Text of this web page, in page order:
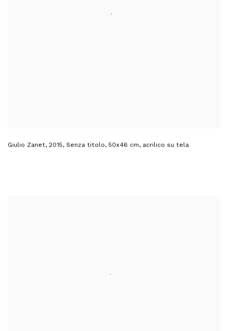
Giulio Zanet, 2015, Senza titolo, 50x46 cm, acrilico su tela